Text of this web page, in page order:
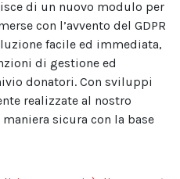
di un nuovo modulo per
con l’avvento del GDPR
facile ed immediata,
di gestione ed
donatori. Con sviluppi
realizzate al nostro
sicura con la base